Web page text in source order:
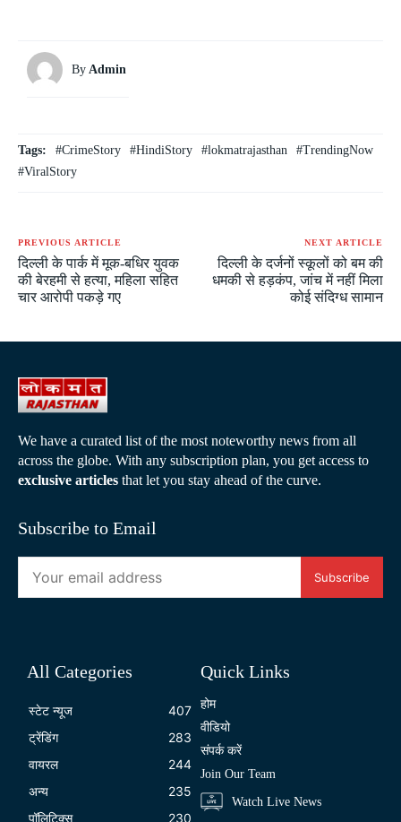
By Admin
Tags: #CrimeStory #HindiStory #lokmatrajasthan
#TrendingNow
#ViralStory
PREVIOUS ARTICLE
दिल्ली के पार्क में मूक-बधिर युवक
की बेरहमी से हत्या, महिला सहित
चार आरोपी पकड़े गए
NEXT ARTICLE
दिल्ली के दर्जनों स्कूलों को बम की
धमकी से हड़कंप, जांच में नहीं मिला
कोई संदिग्ध सामान
We have a curated list of the most noteworthy news from all
across the globe. With any subscription plan, you get access to
exclusive articles that let you stay ahead of the curve.
Subscribe to Email
Subscribe
All Categories
स्टेट न्यूज
407
ट्रेंडिंग
283
वायरल
244
अन्य
235
पॉलिटिक्स
230
Quick Links
होम
वीडियो
संपर्क करें
Join Our Team
Watch Live News